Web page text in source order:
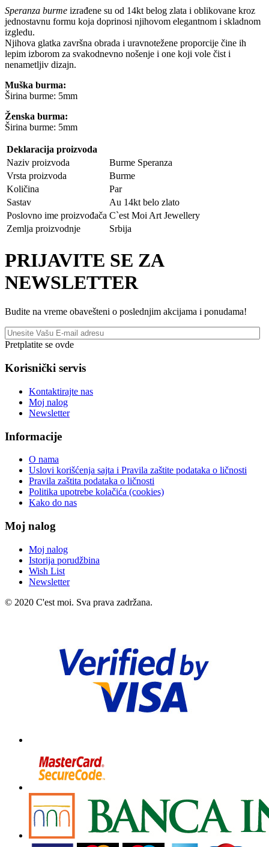
Speranza burme izrađene su od 14kt belog zlata i oblikovane kroz
jednostavnu formu koja doprinosi njihovom elegantnom i skladnom
izgledu.
Njihova glatka završna obrada i uravnotežene proporcije čine ih
lepim izborom za svakodnevno nošenje i one koji vole čist i
nenametljiv dizajn.
Muška burma:
Širina burme: 5mm
Ženska burma:
Širina burme: 5mm
Deklaracija proizvoda
Naziv proizvoda
Burme Speranza
Vrsta proizvoda
Burme
Količina
Par
Sastav
Au 14kt belo zlato
Poslovno ime proizvođača C`est Moi Art Jewellery
Zemlja proizvodnje
Srbija
PRIJAVITE SE ZA
NEWSLETTER
Budite na vreme obavešteni o poslednjim akcijama i ponudama!
Pretplatite se ovde
Korisnički servis
Kontaktirajte nas
Moj nalog
Newsletter
Informacije
O nama
Uslovi korišćenja sajta i Pravila zaštite podataka o ličnosti
Pravila zaštita podataka o ličnosti
Politika upotrebe kolačića (cookies)
Kako do nas
Moj nalog
Moj nalog
Istorija porudžbina
Wish List
Newsletter
© 2020 C'est moi. Sva prava zadržana.